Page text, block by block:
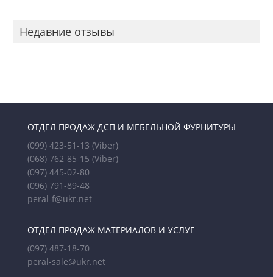
Недавние отзывы
ОТДЕЛ ПРОДАЖ ДСП И МЕБЕЛЬНОЙ ФУРНИТУРЫ
(099) 423-51-13 (Viber)
(068) 762-85-15 (Viber)
(097) 445-02-80
(096) 791-89-48
peral-f@ukr.net
ОТДЕЛ ПРОДАЖ МАТЕРИАЛОВ И УСЛУГ
(097) 487-18-70
peral-sale@ukr.net